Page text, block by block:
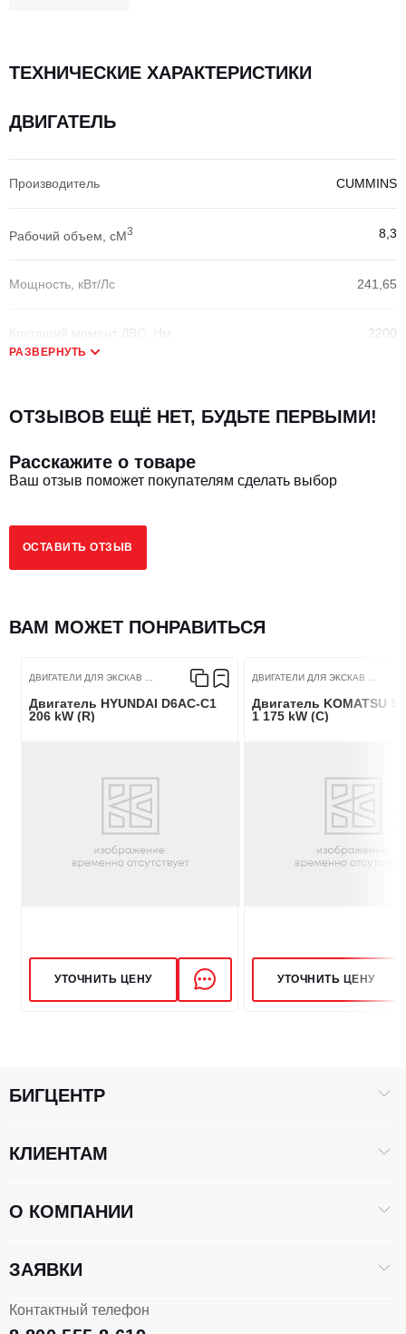
ТЕХНИЧЕСКИЕ ХАРАКТЕРИСТИКИ
ДВИГАТЕЛЬ
Производитель CUMMINS
Рабочий объем, сМ3 8,3
Мощность, кВт/Лс 241,65
Крутящий момент ДВС, Нм 2200
РАЗВЕРНУТЬ
ОТЗЫВОВ ЕЩЁ НЕТ, БУДЬТЕ ПЕРВЫМИ!
Расскажите о товаре
Ваш отзыв поможет покупателям сделать выбор
ОСТАВИТЬ ОТЗЫВ
ВАМ МОЖЕТ ПОНРАВИТЬСЯ
ДВИГАТЕЛИ ДЛЯ ЭКСКАВ ...
Двигатель HYUNDAI D6AC-C1
206 kW (R)
УТОЧНИТЬ ЦЕНУ
ДВИГАТЕЛИ ДЛЯ ЭКСКАВ ...
Двигатель KOMATSU
1 175 kW (C)
УТОЧНИТЬ ЦЕНУ
Контактный телефон
БИГЦЕНТР
КЛИЕНТАМ
О КОМПАНИИ
ЗАЯВКИ